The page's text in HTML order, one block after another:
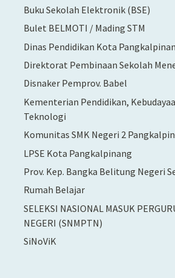
Buku Sekolah Elektronik (BSE)
Bulet BELMOTI / Mading STM
Dinas Pendidikan Kota
Direktorat Pembinaan Sekolah
Disnaker Pemprov. Babel
Kementerian Pendidikan,
Teknologi
Komunitas SMK Negeri 2
LPSE Kota Pangkalpinang
Prov. Kep. Bangka Belitung Negeri
Rumah Belajar
SELEKSI NASIONAL MASUK
NEGERI (SNMPTN)
SiNoViK